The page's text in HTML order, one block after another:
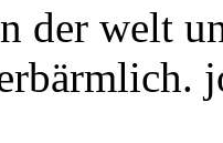
der welt